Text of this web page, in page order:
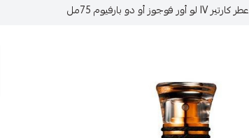
عطر كارتير IV لو أور فوجوز أو دو بارفيوم 75مل